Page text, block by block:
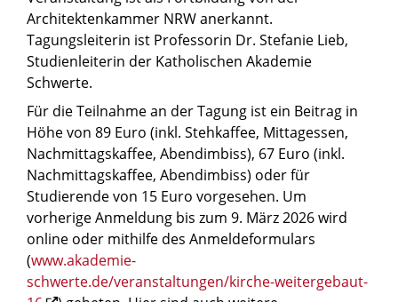
Architektenkammer NRW anerkannt.
Tagungsleiterin ist Professorin Dr. Stefanie Lieb,
Studienleiterin der Katholischen Akademie
Schwerte.
Für die Teilnahme an der Tagung ist ein Beitrag in
Höhe von 89 Euro (inkl. Stehkaffee, Mittagessen,
Nachmittagskaffee, Abendimbiss), 67 Euro (inkl.
Nachmittagskaffee, Abendimbiss) oder für
Studierende von 15 Euro vorgesehen. Um
vorherige Anmeldung bis zum 9. März 2026 wird
online oder mithilfe des Anmeldeformulars
(www.akademie-
schwerte.de/veranstaltungen/kirche-weitergebaut-